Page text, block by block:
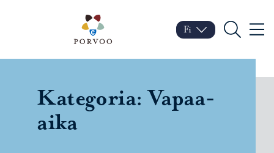
Porvoo – Siirry
Vaihda kieltä
Nykyinen kieli: Suomi
Fi
Hae
Ka­te­go­ria:Vapaa-​
aika